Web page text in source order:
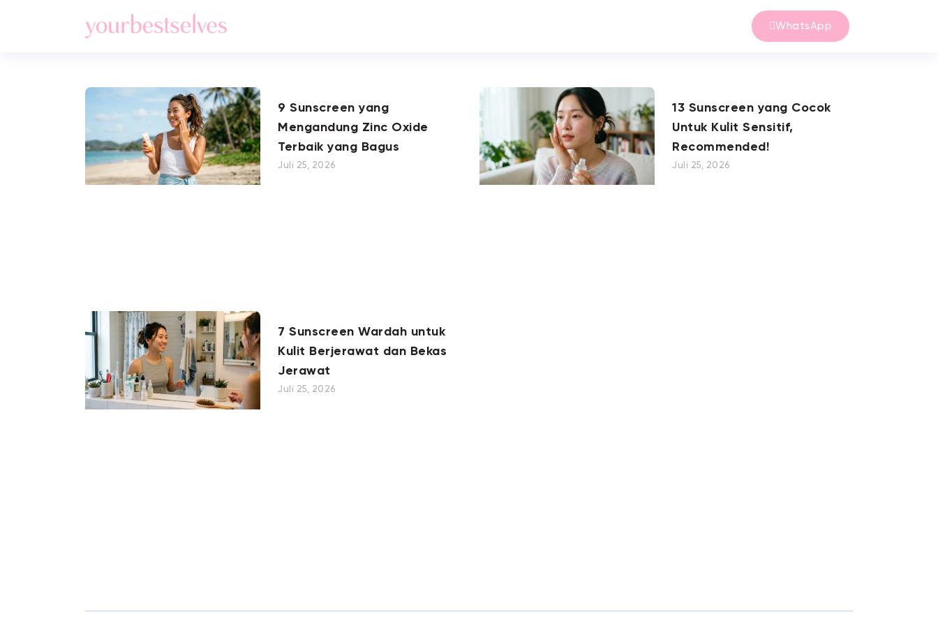
WhatsApp
9 Sunscreen yang
Mengandung Zinc Oxide
Terbaik yang Bagus
Juli 25, 2026
13 Sunscreen yang Cocok
Untuk Kulit Sensitif,
Recommended!
Juli 25, 2026
7 Sunscreen Wardah untuk
Kulit Berjerawat dan Bekas
Jerawat
Juli 25, 2026